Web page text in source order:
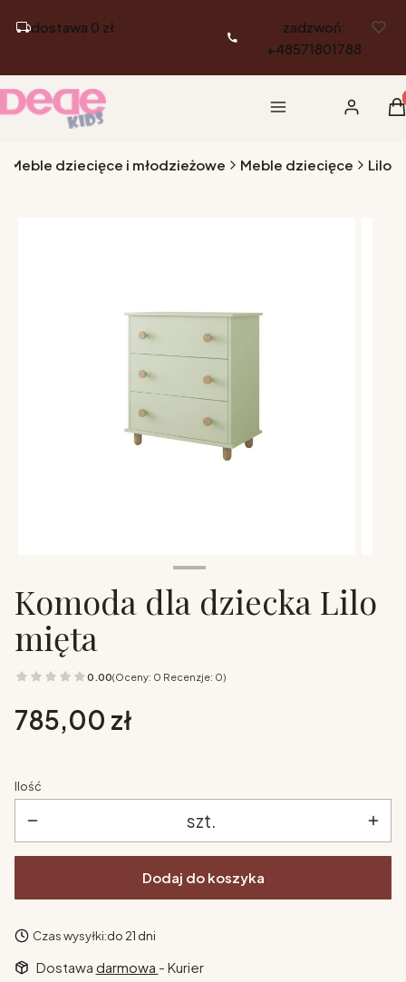
dostawa 0 zł
zadzwoń:
+48571801788
Menu Zaloguj się
Meble dziecięce i młodzieżowe Meble dziecięce Lilo
Komoda dla dziecka Lilo
mięta
0.00(Oceny: 0 Recenzje: 0)
Cena
785,00 zł
Ilość
szt.
Dodaj do koszyka
Czas wysyłki:do 21 dni
Dostawa darmowa - Kurier